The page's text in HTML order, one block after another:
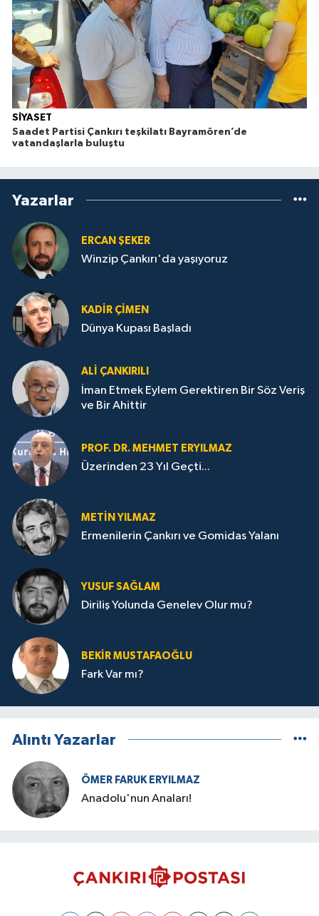
SİYASET
Saadet Partisi Çankırı teşkilatı Bayramören’de
vatandaşlarla buluştu
Yazarlar
ERCAN ŞEKER
Winzip Çankırı'da yaşıyoruz
KADIR ÇIMEN
Dünya Kupası Başladı
ALI ÇANKIRILI
İman Etmek Eylem Gerektiren Bir Söz Veriş
ve Bir Ahittir
PROF. DR. MEHMET ERYILMAZ
Üzerinden 23 Yıl Geçti...
METIN YILMAZ
Ermenilerin Çankırı ve Gomidas Yalanı
YUSUF SAĞLAM
Diriliş Yolunda Genelev Olur mu?
BEKIR MUSTAFAOĞLU
Fark Var mı?
Alıntı Yazarlar
ÖMER FARUK ERYILMAZ
Anadolu'nun Anaları!